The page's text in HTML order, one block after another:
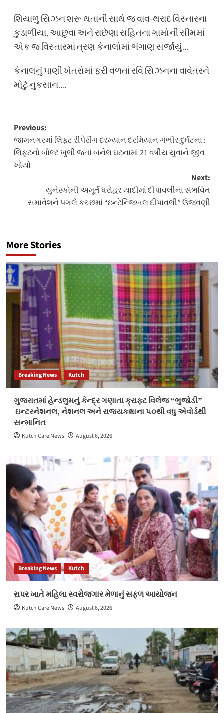
શિયાળુ સિઝન શરૂ થતાની સાથે જ વાવ-થરાદ વિસ્તારના
કુડાળીયા, આછુવા અને રાછેણા સહિતના ગામોની સીમમાં
એક જ વિસ્તારમાં ત્રણ કેનાલોમાં ભંગાણ સર્જાયું…
કેનાલનું પાણી ખેતરોમાં ફરી વળતાં રવિ સિઝનના વાવેતરને
મોટું નુકસાન….
Post
navigation
Previous:
જામનગરમાં લિફ્ટ રીપેરીંગ દરમ્યાન દરમિયાન ગંભીર દુર્ઘટના :
લિફ્ટનો બોલ્ટ ખુલી જતાં બનેલ ઘટનામાં 21 વર્ષીય યુવાને જીવ
ખોયો
Next:
યુનેસ્કોની અમૂર્ત ધરોહર યાદીમાં દીપાવલીના સંભવિત
સમાવેશને પગલે કચ્છમાં “ઇન્ટેન્જિબલ દીપાવલી” ઉજવણી
More Stories
Breaking News Kutch
ગુજરાતમાં હેન્ડલુમનું કેન્દ્ર ગણાતા ક્રાફ્ટ વિલેજ “ભુજોડી”
ઇન્ટરનેશનલ, નેશનલ અને રાજ્યકક્ષાના ૫૦થી વધુ એવોર્ડથી
સન્માનિત
Kutch Care News August 6, 2026
Breaking News Kutch
રાપર ખાતે મહિલા સ્વરોજગાર મેળાનું સફળ આયોજન
Kutch Care News August 6, 2026